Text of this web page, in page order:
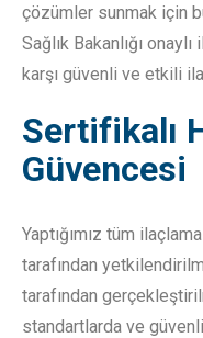
çözümler sunmak için
Sağlık Bakanlığı
karşı güvenli ve etkili
Sertifikalı
Güvencesi
Yaptığımız tüm
tarafından
tarafından
standartlarda ve